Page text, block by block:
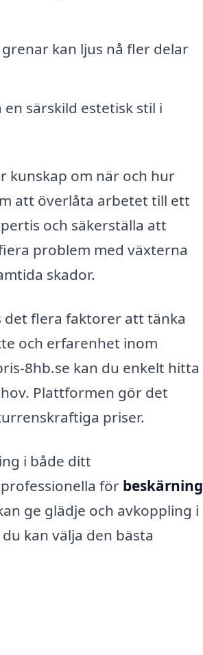
kan ljus nå fler delar
särskild estetisk stil i
kunskap om när och hur
att överlåta arbetet till ett
och säkerställa att
problem med växterna
skador.
det flera faktorer att tänka
och erfarenhet inom
8hb.se kan du enkelt hitta
Plattformen gör det
priser.
i både ditt
för beskärning
ge glädje och avkoppling i
kan välja den bästa